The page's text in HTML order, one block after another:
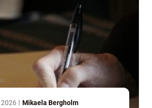
Mikaela Bergholm